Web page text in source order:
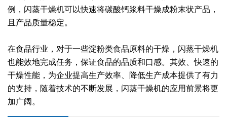
烘箱干燥系列
管束干燥系列
干燥配套装置
例，闪蒸干燥机可以快速将碳酸钙浆料干燥成粉末状产品，
且产品质量稳定。
在食品行业，对于一些淀粉类食品原料的干燥，闪蒸干燥机
也能效地完成任务，保证食品的品质和口感。其效、快速的
干燥性能，为企业提高生产效率、降低生产成本提供了有力
的支持，随着技术的不断发展，闪蒸干燥机的应用前景将更
加广阔。